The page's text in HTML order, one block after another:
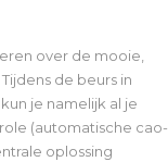
over de mooie,
de beurs in
je namelijk al je
(automatische cao-
oplossing